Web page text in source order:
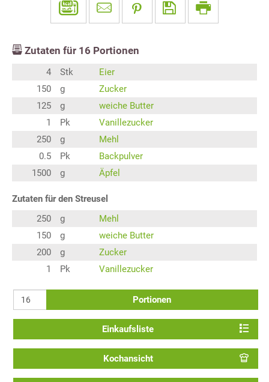
Zutaten für 16 Portionen
4 Stk
Eier
150
g
Zucker
125
g
weiche Butter
1
Pk
Vanillezucker
250
g
Mehl
0.5
Pk
Backpulver
1500
g Äpfel
Zutaten für den Streusel
250
g
Mehl
150
g
weiche Butter
200
g
Zucker
1
Pk Vanillezucker
Portionen
Einkaufsliste
Kochansicht